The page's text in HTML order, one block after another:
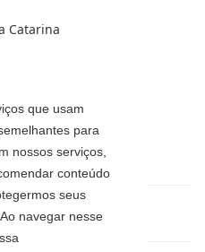
que usam
para
nossos serviços,
conteúdo
seus
navegar nesse
Catarina
Catarina
99915-0583